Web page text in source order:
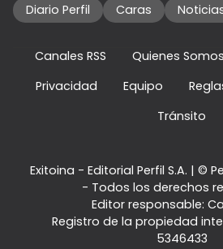
Diario Perfil Caras
Canales RSS Quienes Somos
Privacidad
Equipo
Tránsito
Exitoina - Editorial Perfil S.A. | ©
- Todos los derechos
Editor responsable:
Registro de la propiedad
5346433